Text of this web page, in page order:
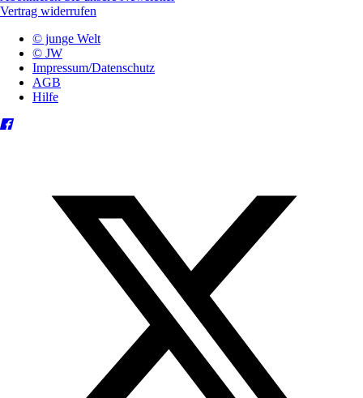
Vertrag widerrufen
© junge Welt
© JW
Impressum/Datenschutz
AGB
Hilfe